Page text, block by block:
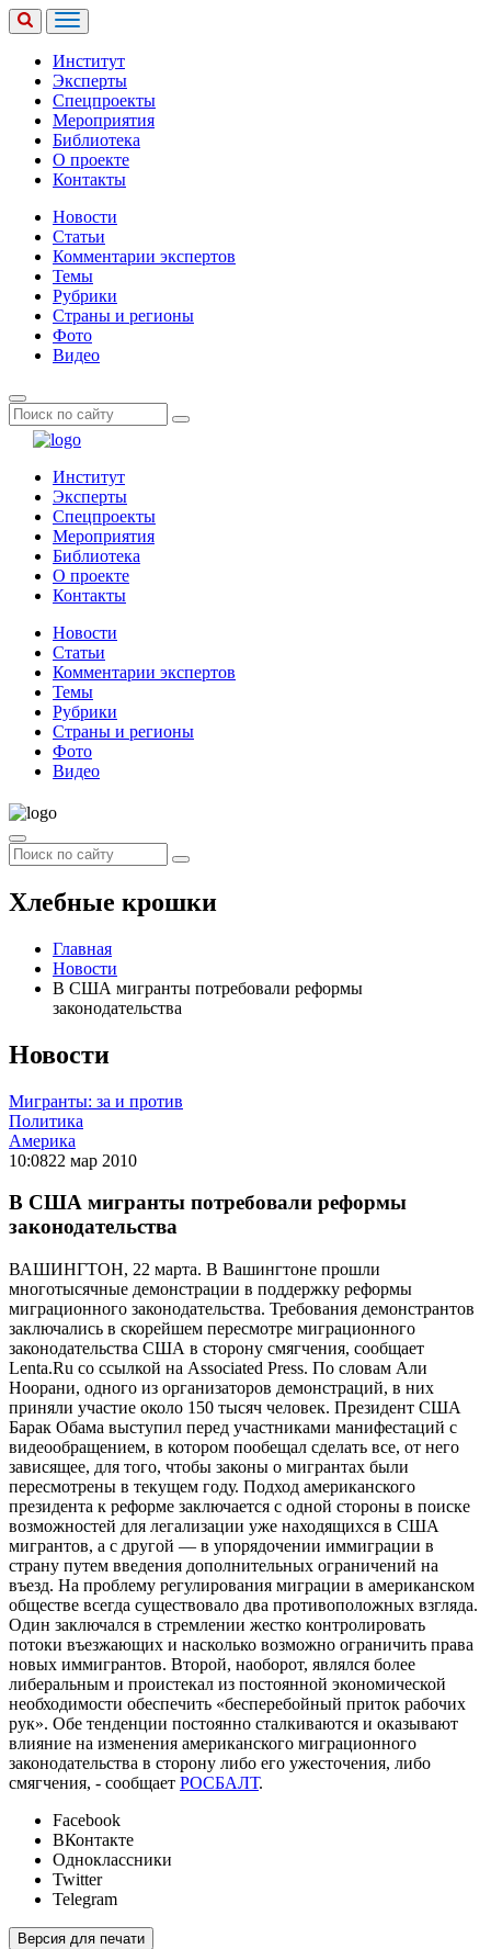
Институт
Эксперты
Спецпроекты
Мероприятия
Библиотека
О проекте
Контакты
Новости
Статьи
Комментарии экспертов
Темы
Рубрики
Страны и регионы
Фото
Видео
Институт
Эксперты
Спецпроекты
Мероприятия
Библиотека
О проекте
Контакты
Новости
Статьи
Комментарии экспертов
Темы
Рубрики
Страны и регионы
Фото
Видео
Хлебные крошки
Главная
Новости
В США мигранты потребовали реформы
законодательства
Новости
Мигранты: за и против
Политика
Америка
10:0822 мар 2010
В США мигранты потребовали реформы
законодательства
ВАШИНГТОН, 22 марта. В Вашингтоне прошли
многотысячные демонстрации в поддержку реформы
миграционного законодательства. Требования демонстрантов
заключались в скорейшем пересмотре миграционного
законодательства США в сторону смягчения, сообщает
Lenta.Ru со ссылкой на Associated Press. По словам Али
Ноорани, одного из организаторов демонстраций, в них
приняли участие около 150 тысяч человек. Президент США
Барак Обама выступил перед участниками манифестаций с
видеообращением, в котором пообещал сделать все, от него
зависящее, для того, чтобы законы о мигрантах были
пересмотрены в текущем году. Подход американского
президента к реформе заключается с одной стороны в поиске
возможностей для легализации уже находящихся в США
мигрантов, а с другой — в упорядочении иммиграции в
страну путем введения дополнительных ограничений на
въезд. На проблему регулирования миграции в американском
обществе всегда существовало два противоположных взгляда.
Один заключался в стремлении жестко контролировать
потоки въезжающих и насколько возможно ограничить права
новых иммигрантов. Второй, наоборот, являлся более
либеральным и проистекал из постоянной экономической
необходимости обеспечить «бесперебойный приток рабочих
рук». Обе тенденции постоянно сталкиваются и оказывают
влияние на изменения американского миграционного
законодательства в сторону либо его ужесточения, либо
смягчения, - сообщает РОСБАЛТ.
Facebook
ВКонтакте
Одноклассники
Twitter
Telegram
Версия для печати